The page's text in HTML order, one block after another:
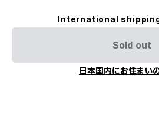
International
Sold out
日本国内にお住まい